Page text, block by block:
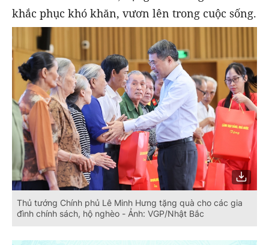
khắc phục khó khăn, vươn lên trong cuộc sống.
Thủ tướng Chính phủ Lê Minh Hưng tặng quà cho các gia
đình chính sách, hộ nghèo - Ảnh: VGP/Nhật Bắc